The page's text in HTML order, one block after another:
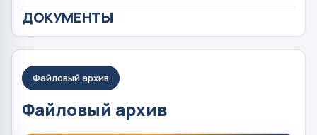
ДОКУМЕНТЫ
Файловый архив
Файловый архив